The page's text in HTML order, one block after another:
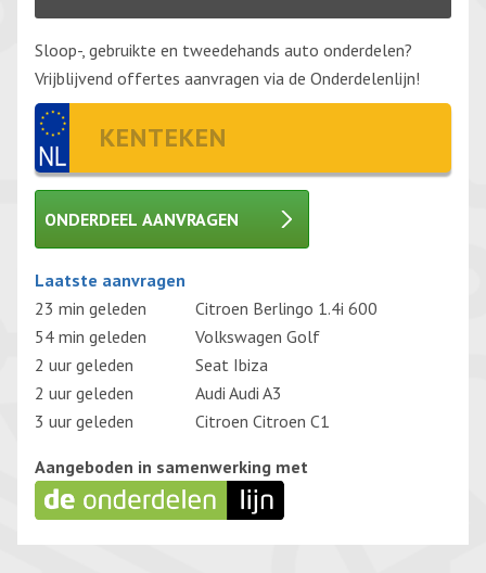
Sloop-, gebruikte en tweedehands auto onderdelen?
Vrijblijvend offertes aanvragen via de Onderdelenlijn!
ONDERDEEL AANVRAGEN
Gelieve dit veld leeg te laten.
Laatste aanvragen
23 min geleden
Citroen Berlingo 1.4i 600
54 min geleden
Volkswagen Golf
2 uur geleden
Seat Ibiza
2 uur geleden
Audi Audi A3
3 uur geleden
Citroen Citroen C1
Aangeboden in samenwerking met